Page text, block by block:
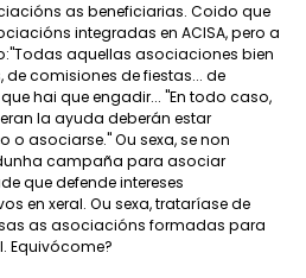
as beneficiarias. Coido que
integradas en ACISA, pero a
aquellas asociaciones bien
de comisiones de fiestas... de
hai que engadir... "En todo caso,
la ayuda deberán estar
o asociarse." Ou sexa, se non
campaña para asociar
que defende intereses
en xeral. Ou sexa, trataríase de
as asociacións formadas para
Equivócome?